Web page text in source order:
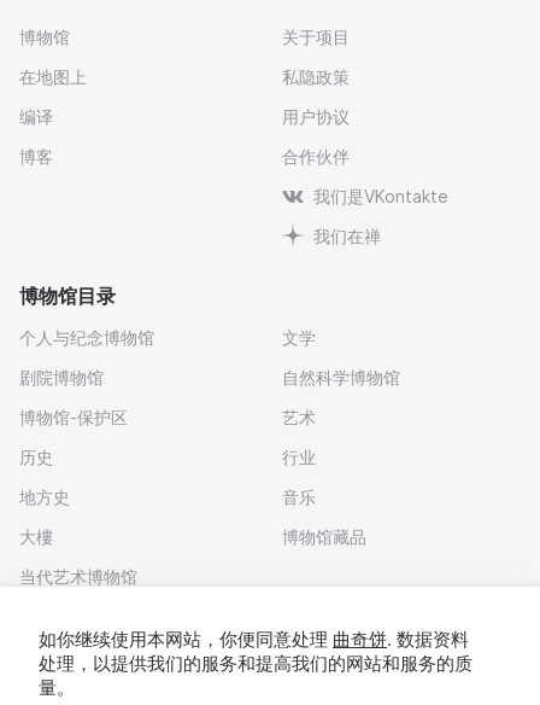
博物馆
在地图上
编译
博客
关于项目
私隐政策
用户协议
合作伙伴
我们是VKontakte
我们在禅
博物馆目录
个人与纪念博物馆
剧院博物馆
博物馆-保护区
历史
地方史
大樓
当代艺术博物馆
文学
自然科学博物馆
艺术
行业
音乐
博物馆藏品
如你继续使用本网站，你便同意处理 曲奇饼. 数据资料
处理，以提供我们的服务和提高我们的网站和服务的质
量。